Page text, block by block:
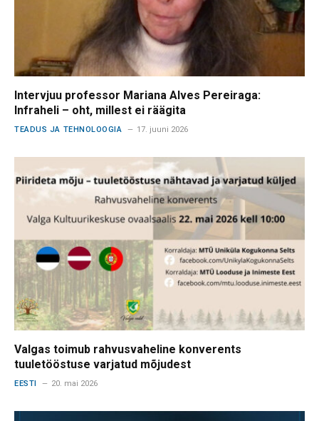
Intervjuu professor Mariana Alves Pereiraga:
Infraheli – oht, millest ei räägita
TEADUS JA TEHNOLOOGIA 17. juuni 2026
Valgas toimub rahvusvaheline konverents
tuuletööstuse varjatud mõjudest
EESTI 20. mai 2026